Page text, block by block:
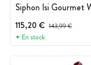
Siphon Isi Gourmet
115,20 € Prix avant
143,99 €
En stock